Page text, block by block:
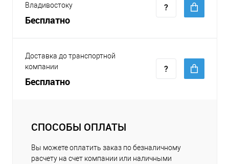
Владивостоку
Бесплатно
Доставка до транспортной
компании
Бесплатно
СПОСОБЫ ОПЛАТЫ
Вы можете оплатить заказ по безналичному
расчету на счет компании или наличными